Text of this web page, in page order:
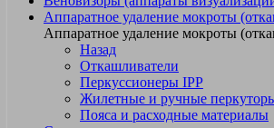
Аппаратное удаление мокроты
Аппаратное удаление мокроты
Назад
Откашливатели
Перкуссионеры IPP
Жилетные и ручные
Пояса и расходные материалы